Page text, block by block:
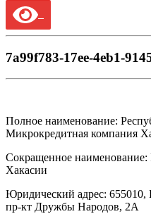
7a99f783-17ee-4eb1-
Полное наименование:
Микрокредитная компания
Сокращенное
Хакасии
Юридический адрес: 655010,
пр-кт Дружбы Народов, 2А